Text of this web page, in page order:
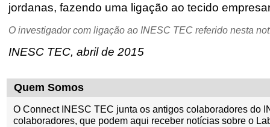
jordanas, fazendo uma ligação ao tecido
O investigador com ligação ao INESC TEC referido nesta
INESC TEC, abril de 2015
Quem Somos
O Connect INESC TEC junta os antigos colaboradores do
colaboradores, que podem aqui receber notícias sobre o